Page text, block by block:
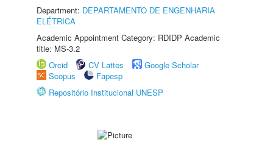
Department: DEPARTAMENTO DE ENGENHARIA
ELÉTRICA
Academic Appointment Category: RDIDP Academic
title: MS-3.2
Orcid
CV Lattes
Google Scholar
Scopus
Fapesp
Repositório Institucional UNESP